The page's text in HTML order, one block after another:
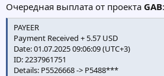
Очередная выплата от проекта GAB:
PAYEER
Payment Received + 5.57 USD
Date: 01.07.2025 09:06:09 (UTC+3)
ID: 2237961751
Details: P5526668 -> P5488***